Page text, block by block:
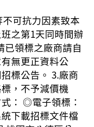
可抗力因素致本
之第1天同時間辦
已領標之廠商請自
無更正資料公
標公告。 3.廠商
，不予減價機
： ◎電子領標：
下載招標文件檔